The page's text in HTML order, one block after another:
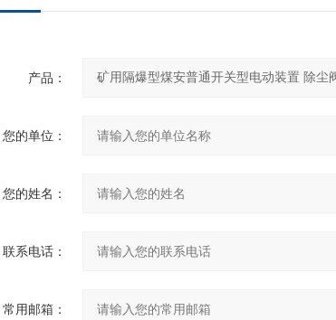
产品：
您的单位：
您的姓名：
联系电话：
常用邮箱：